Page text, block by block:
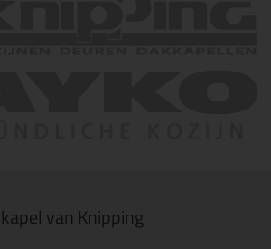
van Knipping